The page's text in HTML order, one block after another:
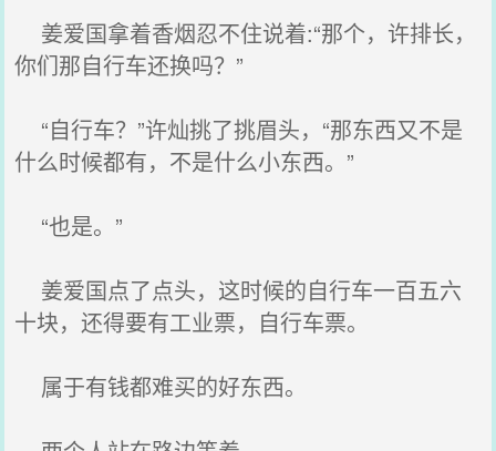
姜爱国拿着香烟忍不住说着:“那个，许排长，
你们那自行车还换吗？”
“自行车？”许灿挑了挑眉头，“那东西又不是
什么时候都有，不是什么小东西。”
“也是。”
姜爱国点了点头，这时候的自行车一百五六
十块，还得要有工业票，自行车票。
属于有钱都难买的好东西。